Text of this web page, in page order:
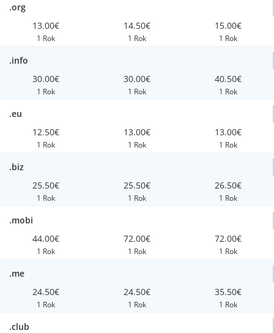
.org
13.00€
1 Rok
14.50€
1 Rok
15.00€
1 Rok
.info
30.00€
1 Rok
30.00€
1 Rok
40.50€
1 Rok
.eu
12.50€
1 Rok
13.00€
1 Rok
13.00€
1 Rok
.biz
25.50€
1 Rok
25.50€
1 Rok
26.50€
1 Rok
.mobi
44.00€
1 Rok
72.00€
1 Rok
72.00€
1 Rok
.me
24.50€
1 Rok
24.50€
1 Rok
35.50€
1 Rok
.club